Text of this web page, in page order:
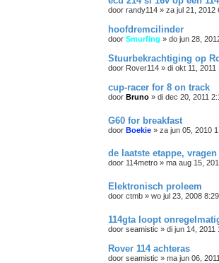
door randy114 » za jul 21, 2012
hoofdremcilinder
door Smurfing » do jun 28,
Stuurbekrachtiging op
door Rover114 » di okt 11, 2011
cup-racer for 8 on track
door Bruno » di dec 20, 2011
G60 for breakfast
door Boekie » za jun 05, 2010
de laatste etappe,
door 114metro » ma aug 15,
Elektronisch proleem
door ctmb » wo jul 23, 2008
114gta loopt
door seamistic » di jun 14, 2011
Rover 114 achteras
door seamistic » ma jun 06,